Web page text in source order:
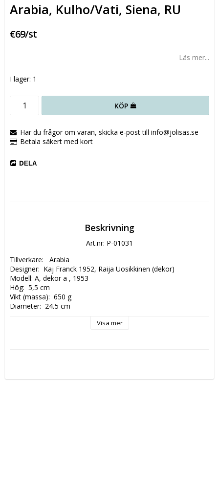
Arabia, Kulho/Vati, Siena, RU
€69/st
Läs mer...
I lager: 1
KÖP
Har du frågor om varan, skicka e-post till info@jolisas.se
Betala säkert med kort
DELA
Beskrivning
Art.nr: P-01031
Tillverkare:   Arabia
Designer:  Kaj Franck 1952, Raija Uosikkinen (dekor)
Modell: A, dekor a , 1953
Hög:  5,5 cm
Vikt (massa):  650 g
Diameter:  24,5 cm
Visa mer